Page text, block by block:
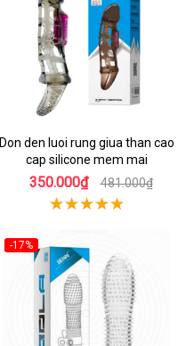
Don den luoi rung giua than cao
cap silicone mem mai
350.000₫ 481.000₫
-17%